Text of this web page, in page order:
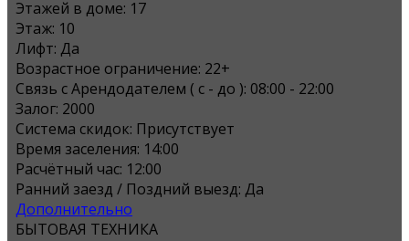
Этажей в доме: 17
Этаж: 10
Лифт: Да
Возрастное ограничение: 22+
Связь с Арендодателем ( с - до ): 08:00 - 22:00
Залог: 2000
Система скидок: Присутствует
Время заселения: 14:00
Расчётный час: 12:00
Ранний заезд / Поздний выезд: Да
Дополнительно
БЫТОВАЯ ТЕХНИКА